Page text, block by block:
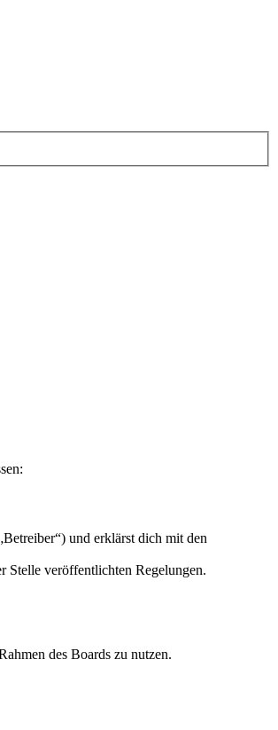
und erklärst dich mit den
Stelle veröffentlichten Regelungen.
des Boards zu nutzen.